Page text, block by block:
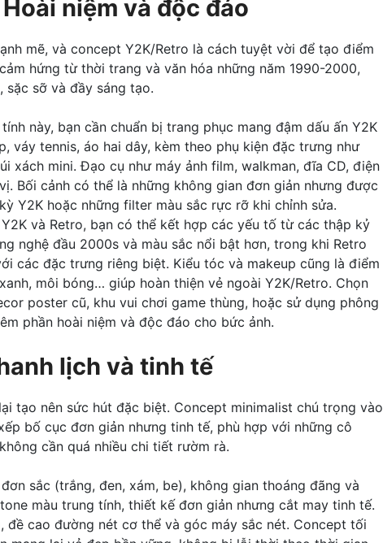
niệm và độc đáo
mẽ, và concept Y2K/Retro là cách tuyệt vời để tạo điểm
hứng từ thời trang và văn hóa những năm 1990-2000,
sặc sỡ và đầy sáng tạo.
này, bạn cần chuẩn bị trang phục mang đậm dấu ấn Y2K
váy tennis, áo hai dây, kèm theo phụ kiện đặc trưng như
xách mini. Đạo cụ như máy ảnh film, walkman, đĩa CD, điện
Bối cảnh có thể là những không gian đơn giản nhưng được
Y2K hoặc những filter màu sắc rực rỡ khi chỉnh sửa.
và Retro, bạn có thể kết hợp các yếu tố từ các thập kỷ
nghệ đầu 2000s và màu sắc nổi bật hơn, trong khi Retro
các đặc trưng riêng biệt. Kiểu tóc và makeup cũng là điểm
môi bóng… giúp hoàn thiện vẻ ngoài Y2K/Retro. Chọn
poster cũ, khu vui chơi game thùng, hoặc sử dụng phông
phần hoài niệm và độc đáo cho bức ảnh.
lịch và tinh tế
tạo nên sức hút đặc biệt. Concept minimalist chú trọng vào
bố cục đơn giản nhưng tinh tế, phù hợp với những cô
cần quá nhiều chi tiết rườm rà.
sắc (trắng, đen, xám, be), không gian thoáng đãng và
màu trung tính, thiết kế đơn giản nhưng cắt may tinh tế.
đề cao đường nét cơ thể và góc máy sắc nét. Concept tối